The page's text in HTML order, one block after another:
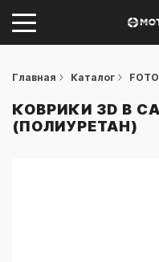
Главная Каталог
КОВРИКИ 3D В
(ПОЛИУРЕТАН)